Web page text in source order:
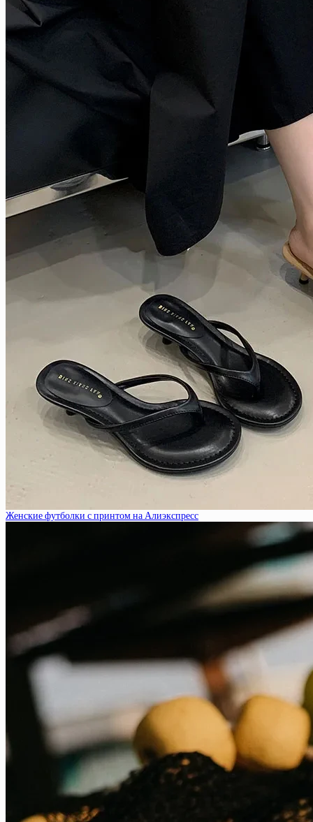
Женские футболки с принтом на Алиэкспресс